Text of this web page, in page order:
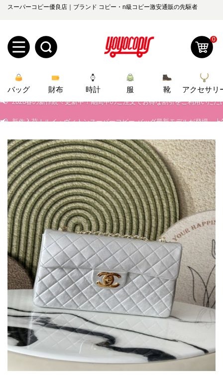
スーパーコピー優良店｜ブランド コピー・n級コピー激安通販の先駆者
規
ザ
ー
登
録
ロ
ン
オ
ー
ダ
ー
管
理
お
知
ら
せ
yoyocopys@gmail.com
2026人気特集
バッグ
財布
時計
服
ズボン
衣装セット
靴
住まい用品
アクセサリー
ベルト
スカーフ
アイフォーンケ
ース
小物
最
新
製
0
バッグ 財布 時計 服 靴 アクセサリ
当店は正真正銘のn級スーパーコピーのみ取扱い。最高品質の再現度を
📢 新作入荷！ルイ・ヴィトンスーパーコピー バッグ最新モデルが登場。
2026春の新作続々更新中！期間中のご注文でお得な割引をご利用いただ
📢 新作入荷！ルイ・ヴィトンスーパーコピー バッグ最新モデルが登場。